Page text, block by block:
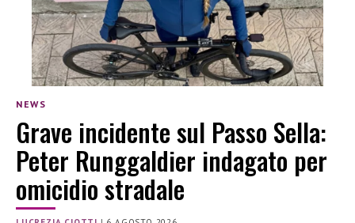
NEWS
Grave incidente sul Passo Sella:
Peter Runggaldier indagato per
omicidio stradale